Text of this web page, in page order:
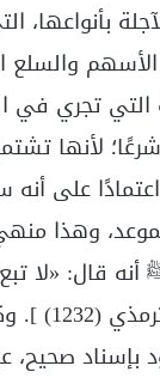
بأنواعها،
التي تجري في
لأنها
على أنه
وهذا
قال: «لا
[أبو داود
بإسناد صحيح،